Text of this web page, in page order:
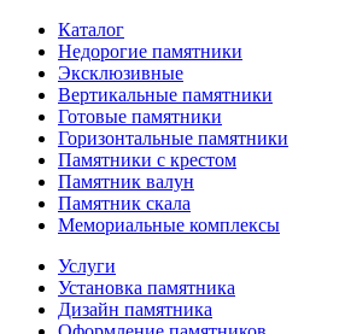
Каталог
Недорогие памятники
Эксклюзивные
Вертикальные памятники
Готовые памятники
Горизонтальные памятники
Памятники с крестом
Памятник валун
Памятник скала
Мемориальные комплексы
Услуги
Установка памятника
Дизайн памятника